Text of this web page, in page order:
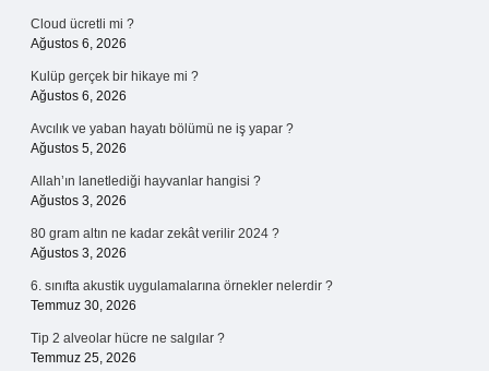
Cloud ücretli mi ?
Ağustos 6, 2026
Kulüp gerçek bir hikaye mi ?
Ağustos 6, 2026
Avcılık ve yaban hayatı bölümü ne iş yapar ?
Ağustos 5, 2026
Allah’ın lanetlediği hayvanlar hangisi ?
Ağustos 3, 2026
80 gram altın ne kadar zekât verilir 2024 ?
Ağustos 3, 2026
6. sınıfta akustik uygulamalarına örnekler nelerdir ?
Temmuz 30, 2026
Tip 2 alveolar hücre ne salgılar ?
Temmuz 25, 2026